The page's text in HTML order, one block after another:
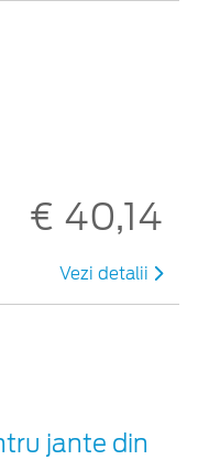
€ 40,14
Vezi detalii
jante din